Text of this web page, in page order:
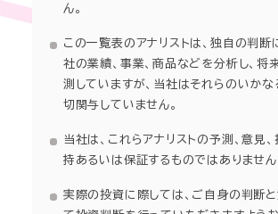
ん。
この一覧表のアナリストは、独自の判断
社の業績、事業、商品などを分析し、将
測していますが、当社はそれらのいかな
切関与していません。
当社は、これらアナリストの予測、意見
持あるいは保証するものではありません
実際の投資に際しては、ご自身の判断